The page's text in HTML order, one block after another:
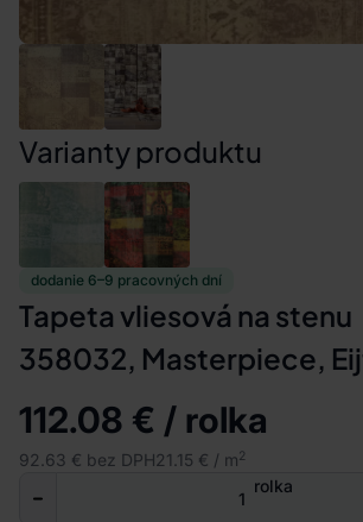
dodanie 6–9 pracovných dní
Tapeta vliesová na stenu
358032, Masterpiece,
112.08 € / rolka
92.63 € bez DPH21.15 € / m2
rolka
Varianty produktu